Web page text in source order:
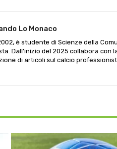
Lo Monaco
è studente di Scienze della
Dall'inizio del 2025 collabora con
di articoli sul calcio